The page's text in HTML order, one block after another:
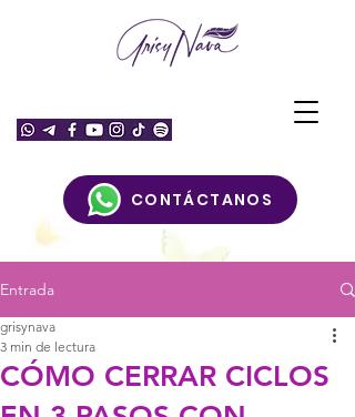
CONTÁCTANOS
Entrada
CÓMO CERRAR CICLOS
grisynava
3 min de lectura